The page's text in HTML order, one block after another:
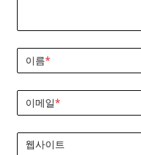
이름*
이메일*
웹사이트